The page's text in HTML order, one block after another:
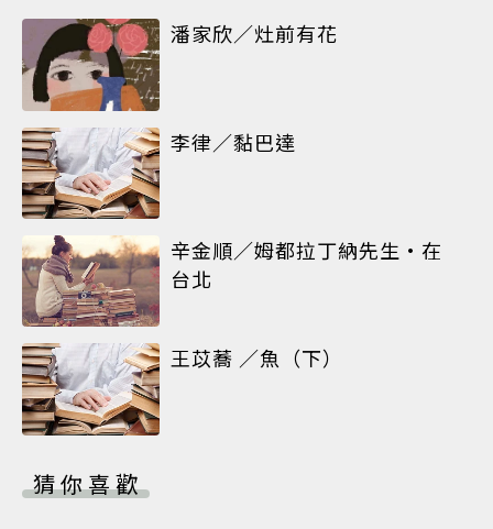
潘家欣／灶前有花
李律／黏巴達
辛金順／姆都拉丁納先生•在
台北
王苡蕎 ／魚（下）
猜你喜歡